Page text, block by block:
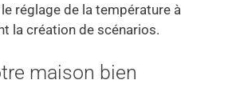
réglage de la température à
la création de scénarios.
maison bien